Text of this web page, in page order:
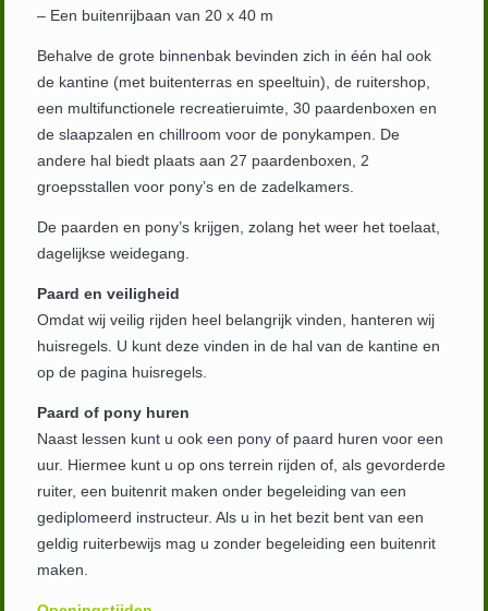
– Een buitenrijbaan van 20 x 40 m
Behalve de grote binnenbak bevinden zich in één hal ook
de kantine (met buitenterras en speeltuin), de ruitershop,
een multifunctionele recreatieruimte, 30 paardenboxen en
de slaapzalen en chillroom voor de ponykampen. De
andere hal biedt plaats aan 27 paardenboxen, 2
groepsstallen voor pony’s en de zadelkamers.
De paarden en pony’s krijgen, zolang het weer het toelaat,
dagelijkse weidegang.
Paard en veiligheid
Omdat wij veilig rijden heel belangrijk vinden, hanteren wij
huisregels. U kunt deze vinden in de hal van de kantine en
op de pagina huisregels.
Paard of pony huren
Naast lessen kunt u ook een pony of paard huren voor een
uur. Hiermee kunt u op ons terrein rijden of, als gevorderde
ruiter, een buitenrit maken onder begeleiding van een
gediplomeerd instructeur. Als u in het bezit bent van een
geldig ruiterbewijs mag u zonder begeleiding een buitenrit
maken.